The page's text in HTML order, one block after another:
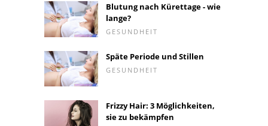
Blutung nach Kürettage - wie
lange?
GESUNDHEIT
Späte Periode und Stillen
GESUNDHEIT
Frizzy Hair: 3 Möglichkeiten,
sie zu bekämpfen